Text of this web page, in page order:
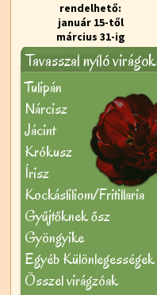
rendelhető:
január 15-től
március 31-ig
Tavasszal nyíló virágok
Tulipán
Nárcisz
Jácint
Krókusz
Írisz
Kockásliliom/Fritillaria
Gyűjtőknek ősz
Gyöngyike
Egyéb Különlegességek
Õsszel virágzóak